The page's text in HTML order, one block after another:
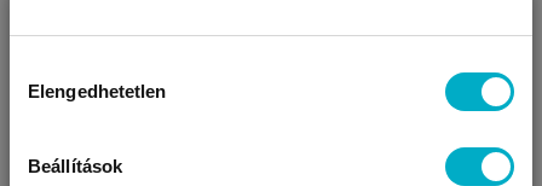
kiválasztása
Elengedhetetlen
Beállítások
Úgy látjuk, most jársz nálunk először!